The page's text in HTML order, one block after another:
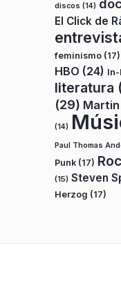
discos (14)
El Click de
feminismo (17)
HBO (24)
literatura
(29)
(14)
Paul Thomas
Punk (17)
(15) Steven
Herzog (17)